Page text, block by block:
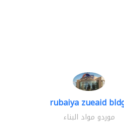
rubaiya zueaid
موردو مواد البناء